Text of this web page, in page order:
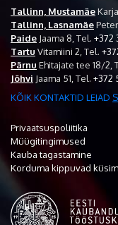
Tallinn, Mustamäe
Tallinn, Lasnamäe
Paide Jaama 8, Tel. +372
Tartu Vitamiini 2, Tel.
Pärnu Ehitajate tee 18/2,
Jõhvi Jaama 51, Tel. +372
KÕIK KONTAKTID LEIAD
Privaatsuspoliitika
Müügitingimused
Kauba tagastamine
Korduma kippuvad